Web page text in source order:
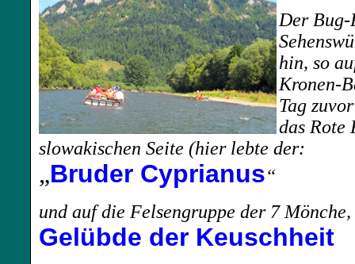
Der
hin, so
Kronen-
Tag
das Rote
slowakischen Seite (hier lebte der:
„Bruder Cyprianus“
und auf die Felsengruppe der 7
Gelübde der Keuschheit